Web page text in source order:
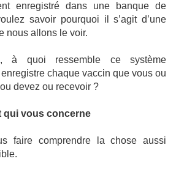
enregistré dans une banque de
savoir pourquoi il s’agit d’une
nous allons le voir.
à quoi ressemble ce système
chaque vaccin que vous ou
devez ou recevoir ?
qui vous concerne
faire comprendre la chose aussi